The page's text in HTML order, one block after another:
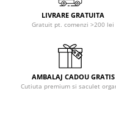
LIVRARE GRATUITA
Gratuit pt. comenzi >200 lei
AMBALAJ CADOU GRATIS
Cutiuta premium si saculet